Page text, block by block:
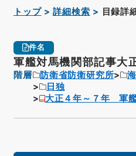
トップ 詳細検索 目録詳
件名
軍艦対馬機関部記事大
階層 防衛省防衛研究所
日独
大正４年～７年 軍